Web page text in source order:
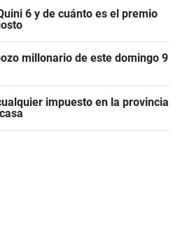
6 y de cuánto es el premio
millonario de este domingo 9
impuesto en la provincia